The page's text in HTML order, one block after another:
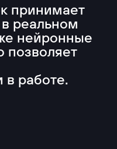
принимает
в реальном
нейронные
позволяет
в работе.